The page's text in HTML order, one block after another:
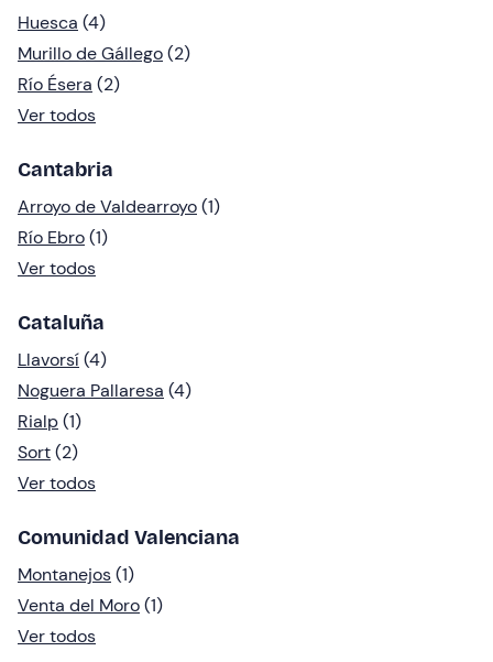
Huesca (4)
Murillo de Gállego(2)
Río Ésera (2)
Ver todos
Cantabria
Arroyo de Valdearroyo(1)
Río Ebro(1)
Ver todos
Cataluña
Llavorsí(4)
Noguera Pallaresa (4)
Rialp(1)
Sort(2)
Ver todos
Comunidad Valenciana
Montanejos(1)
Venta del Moro(1)
Ver todos